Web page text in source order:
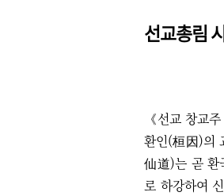
선교총림
《선교 창교
환인(桓因)의
仙道)는 곧 환
로 하강하여